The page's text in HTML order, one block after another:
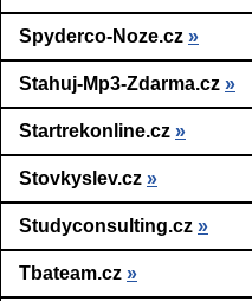
Spyderco-Noze.cz »
Stahuj-Mp3-Zdarma.cz »
Startrekonline.cz »
Stovkyslev.cz »
Studyconsulting.cz »
Tbateam.cz »